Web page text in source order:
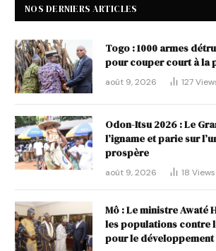
NOS DERNIERS ARTICLES
Togo : 1000 armes
pour couper court à la
août 9, 2026 127
Odon-Itsu 2026 : Le
l’igname et parie sur
prospère
août 9, 2026 18 Views
Mô : Le ministre Awaté
les populations contre
pour le développement